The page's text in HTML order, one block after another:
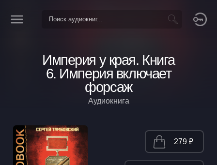
Империя у края. Книга
6. Империя включает
форсаж
Аудиокнига
279 ₽